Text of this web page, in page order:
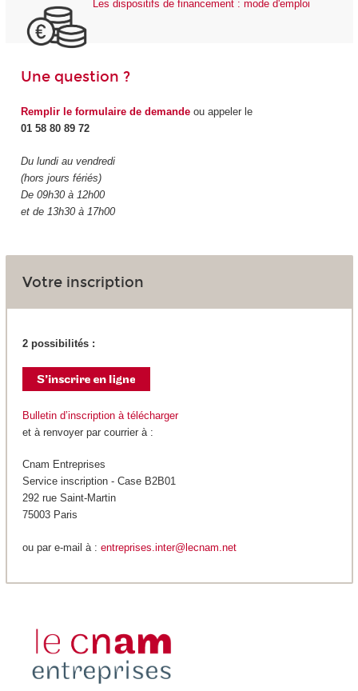
Les dispositifs de financement : mode d'emploi
Une question ?
Remplir le formulaire de demandeou appeler le
01 58 80 89 72
Du lundi au vendredi
(hors jours fériés)
De 09h30 à 12h00
et de 13h30 à 17h00
Votre inscription
2 possibilités :
Bulletin d’inscription à télécharger
et à renvoyer par courrier à :
Cnam Entreprises
Service inscription - Case B2B01
292 rue Saint-Martin
75003 Paris
ou par e-mail à : entreprises.inter@lecnam.net